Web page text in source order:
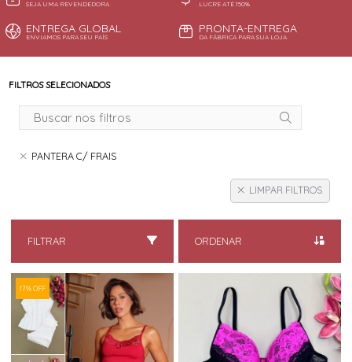
SEJA UMA REVENDEDORA LUCRE ATÉ 150%
ENTREGA GLOBAL
ENVIAMOS PARA SEU PAÍS
PRONTA-ENTREGA
DA FÁBRICA PARA SUA LOJA
FILTROS SELECIONADOS
PANTERA C/ FRAIS
LIMPAR FILTROS
FILTRAR ORDENAR
17% OFF